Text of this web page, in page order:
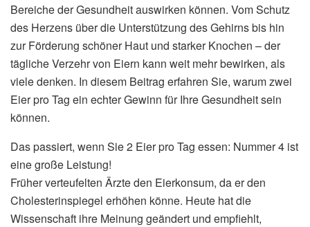
Bereiche der Gesundheit auswirken können. Vom Schutz
des Herzens über die Unterstützung des Gehirns bis hin
zur Förderung schöner Haut und starker Knochen – der
tägliche Verzehr von Eiern kann weit mehr bewirken, als
viele denken. In diesem Beitrag erfahren Sie, warum zwei
Eier pro Tag ein echter Gewinn für Ihre Gesundheit sein
können.
Das passiert, wenn Sie 2 Eier pro Tag essen: Nummer 4 ist
eine große Leistung!
Früher verteufelten Ärzte den Eierkonsum, da er den
Cholesterinspiegel erhöhen könne. Heute hat die
Wissenschaft ihre Meinung geändert und empfiehlt,